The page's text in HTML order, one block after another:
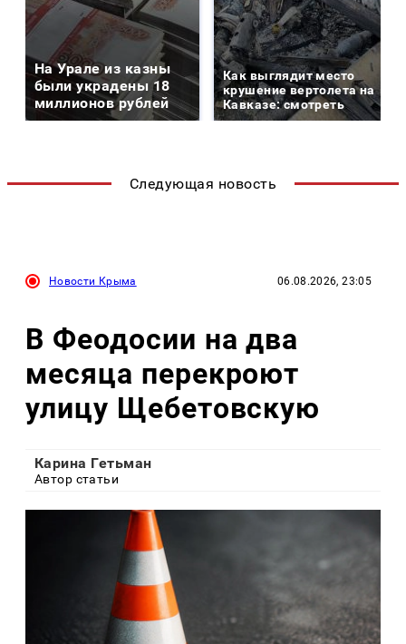
На Урале из казны
были украдены 18
миллионов рублей
Как выглядит место
крушение вертолета на
Кавказе: смотреть
Следующая новость
Новости Крыма 06.08.2026, 23:05
В Феодосии на два
месяца перекроют
улицу Щебетовскую
Карина Гетьман
Автор статьи